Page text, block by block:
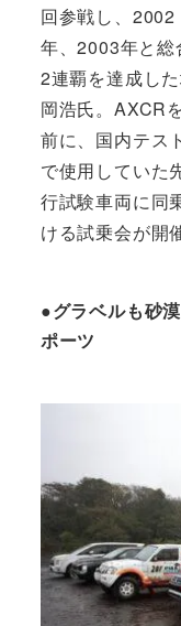
回参戦し、2002
年、2003年と総
2連覇を達成し
岡浩氏。AXCR
前に、国内テスト
で使用していた
行試験車両に同
ける試乗会が開
●グラベルも砂
ポーツ